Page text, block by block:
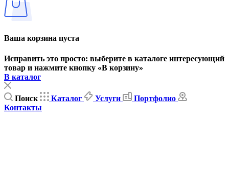
Ваша корзина пуста
Исправить это просто: выберите в каталоге интересующий
товар и нажмите кнопку «В корзину»
В каталог
Поиск Каталог Услуги
Портфолио
Контакты